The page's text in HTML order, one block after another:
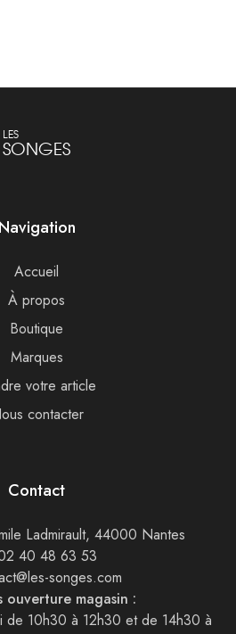
SONGES
LES
Navigation
Accueil
À propos
Boutique
Marques
votre article
contacter
Contact
Ladmirault, 44000 Nantes
40 48 63 53
songes.com
ouverture magasin :
de 10h30 à 12h30 et de 14h30 à